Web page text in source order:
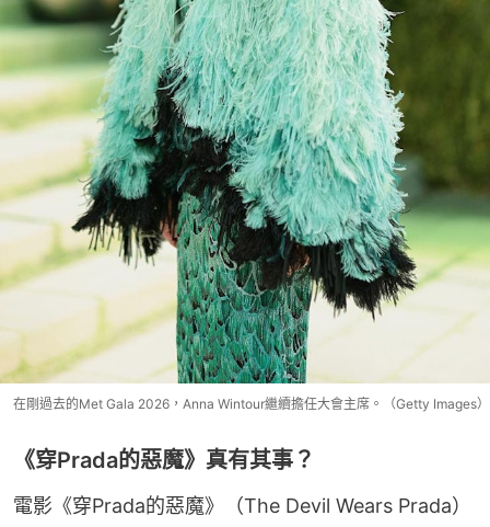
在剛過去的Met Gala 2026，Anna Wintour繼續擔任大會主席。（Getty Images）
《穿Prada的惡魔》真有其事？
電影《穿Prada的惡魔》（The Devil Wears Prada）